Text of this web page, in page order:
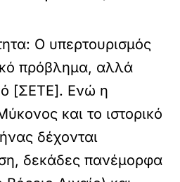
Ο υπερτουρισμός
πρόβλημα, αλλά
[ΣΕΤΕ]. Ενώ η
και το ιστορικό
δέχονται
δεκάδες πανέμορφα